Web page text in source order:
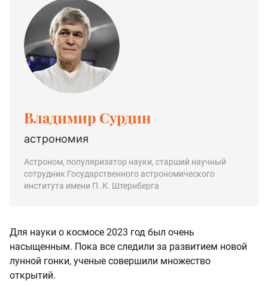
Владимир Сурдин
астрономия
Астроном, популяризатор науки, старший научный
сотрудник Государственного астрономического
института имени П. К. Штернберга
Для науки о космосе 2023 год был очень
насыщенным. Пока все следили за развитием новой
лунной гонки, ученые совершили множество
открытий.